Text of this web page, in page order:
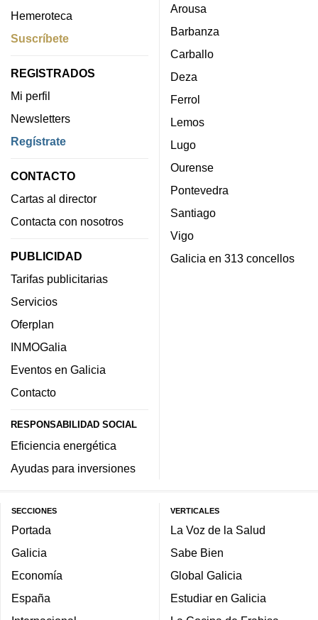
Hemeroteca
Suscríbete
REGISTRADOS
Mi perfil
Newsletters
Regístrate
CONTACTO
Cartas al director
Contacta con nosotros
PUBLICIDAD
Tarifas publicitarias
Servicios
Oferplan
INMOGalia
Eventos en Galicia
Contacto
RESPONSABILIDAD SOCIAL
Eficiencia energética
Ayudas para inversiones
Arousa
Barbanza
Carballo
Deza
Ferrol
Lemos
Lugo
Ourense
Pontevedra
Santiago
Vigo
Galicia en 313 concellos
SECCIONES
Portada
Galicia
Economía
España
VERTICALES
La Voz de la Salud
Sabe Bien
Global Galicia
Estudiar en Galicia